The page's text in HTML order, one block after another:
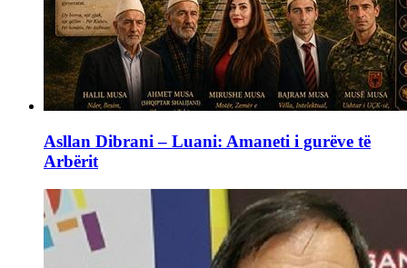
Asllan Dibrani – Luani: Amaneti i gurëve të
Arbërit